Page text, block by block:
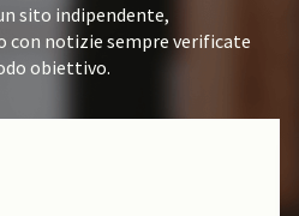
sito indipendente,
notizie sempre verificate
obiettivo.